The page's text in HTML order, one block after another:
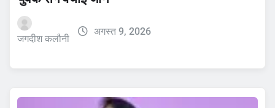
जगदीश कलौनी
अगस्त 9, 2026